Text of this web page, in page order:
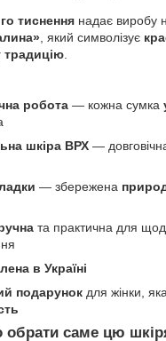
тиснення надає виробу
, який символізує
традицію.
робота — кожна сумка
шкіра ВРХ —
— збережена
та практична для
в Україні
подарунок для жінки,
обрати саме цю